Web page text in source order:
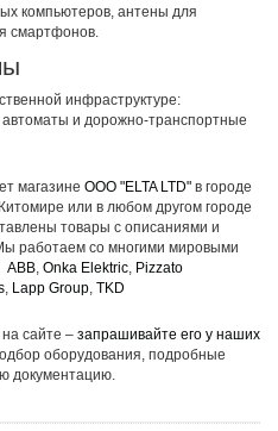
компьютеров, антены для
смартфонов.
инфраструктуре:
и дорожно-транспортные
магазине ООО "ELTA LTD" в городе
или в любом другом городе
товары с описаниями и
работаем со многими мировыми
ABB Onka Elektric Pizzato
Lapp Group TKD
сайте – запрашивайте его у наших
оборудования, подробные
документацию.